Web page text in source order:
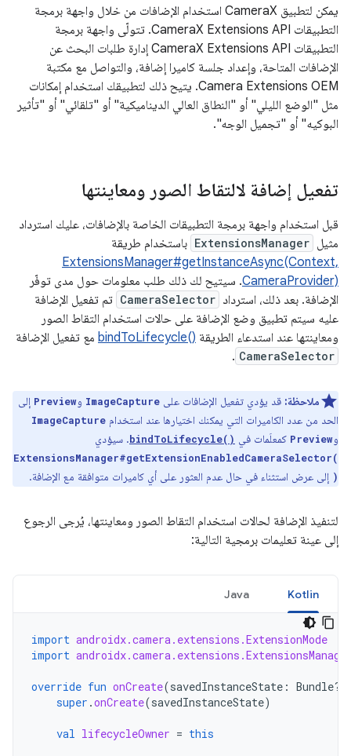
يمكن لتطبيق CameraX استخدام الإضافات من خلال واجهة برمجة
التطبيقات CameraX Extensions API. تتولّى واجهة برمجة
التطبيقات CameraX Extensions API إدارة طلبات البحث عن
الإضافات المتاحة، وإعداد جلسة كاميرا إضافة، والتواصل مع مكتبة
Camera Extensions OEM. يتيح ذلك لتطبيقك استخدام إمكانات
مثل "الوضع الليلي" أو "النطاق العالي الديناميكية" أو "تلقائي" أو "تأثير
البوكيه" أو "تجميل الوجه".
تفعيل إضافة لالتقاط الصور ومعاينتها
قبل استخدام واجهة برمجة التطبيقات الخاصة بالإضافات، عليك استرداد
مثيل ExtensionsManager باستخدام طريقة
ExtensionsManager#getInstanceAsync(Context,
CameraProvider). سيتيح لك ذلك طلب معلومات حول مدى توفّر
الإضافة. بعد ذلك، استرداد CameraSelector تم تفعيل الإضافة
عليه سيتم تطبيق وضع الإضافة على حالات استخدام التقاط الصور
ومعاينتها عند استدعاء الطريقة bindToLifecycle()‎ مع تفعيل الإضافة
CameraSelector
.
ملاحظة: قد يؤدي تفعيل الإضافات على ImageCapture وPreview إلى
الحد من عدد الكاميرات التي يمكنك اختيارها عند استخدام ImageCapture
وPreview كمعلَمات في bindToLifecycle(). سيؤدي
ExtensionsManager#getExtensionEnabledCameraSelector(
) إلى عرض استثناء في حال عدم العثور على أي كاميرات متوافقة مع الإضافة.
لتنفيذ الإضافة لحالات استخدام التقاط الصور ومعاينتها، يُرجى الرجوع
إلى عينة تعليمات برمجية التالية:
Kotlin
Java
import androidx.camera.extensions.ExtensionMode
import
override fun onCreate(savedInstanceState : Bundle?)
super .onCreate(savedInstanceState)
val lifecycleOwner = this